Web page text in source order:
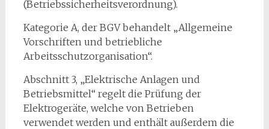
(Betriebssicherheitsverordnung).
Kategorie A, der BGV behandelt „Allgemeine
Vorschriften und betriebliche
Arbeitsschutzorganisation“.
Abschnitt 3, „Elektrische Anlagen und
Betriebsmittel“ regelt die Prüfung der
Elektrogeräte, welche von Betrieben
verwendet werden und enthält außerdem die